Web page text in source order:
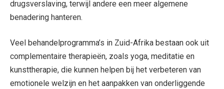
drugsverslaving, terwijl andere een meer algemene
benadering hanteren.
Veel behandelprogramma’s in Zuid-Afrika bestaan ook uit
complementaire therapieën, zoals yoga, meditatie en
kunsttherapie, die kunnen helpen bij het verbeteren van
emotionele welzijn en het aanpakken van onderliggende